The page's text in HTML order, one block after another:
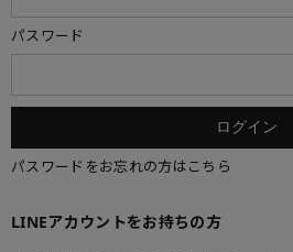
パスワード
パスワードをお忘れの方はこちら
LINEアカウントをお持ちの方